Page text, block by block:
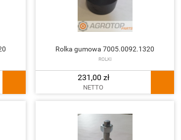
Rolka gumowa 7005.0092.1320
ROLKI
231,00 zł
NETTO